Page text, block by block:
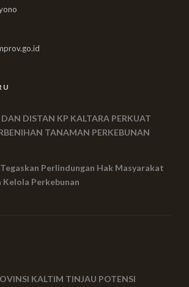
DISTAN KP KALTARA PERKUAT
TANAMAN PERKEBUNAN
Perlindungan Hak Masyarakat
Perkebunan
KALTIM TINJAU POTENSI